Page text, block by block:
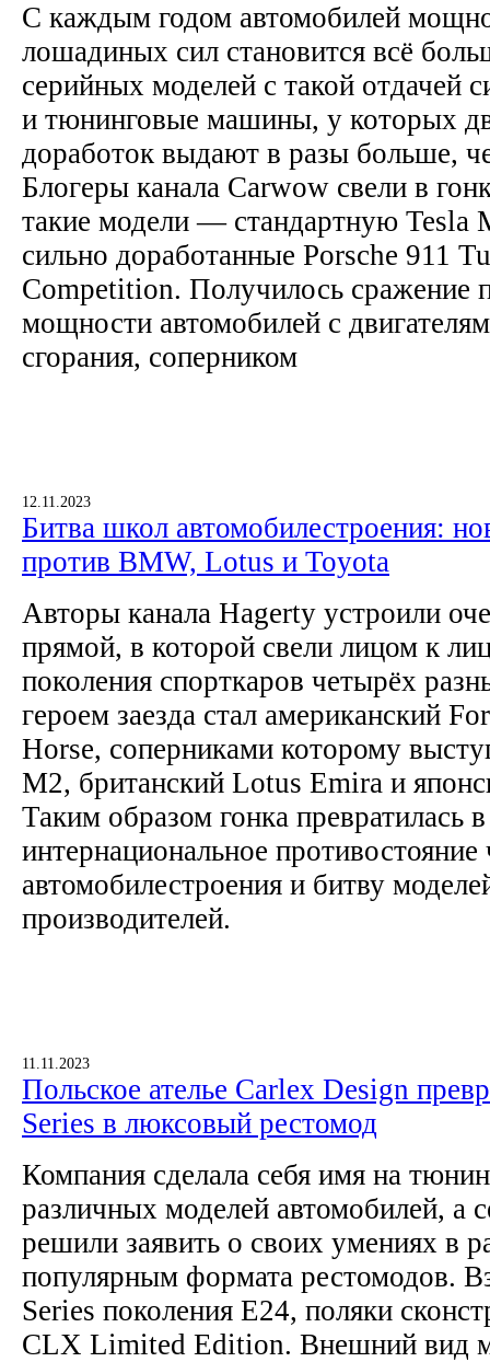
С каждым годом автомобилей
лошадиных сил становится всё
серийных моделей с такой отдачей
и тюнинговые машины, у которых
доработок выдают в разы больше,
Блогеры канала Carwow свели в
такие модели — стандартную Tesla
сильно доработанные Porsche 911
Competition. Получилось сражение
мощности автомобилей с
сгорания, соперником
12.11.2023
Битва школ автомобилестроения:
против BMW, Lotus и Toyota
Авторы канала Hagerty устроили
прямой, в которой свели лицом к
поколения спорткаров четырёх
героем заезда стал американский
Horse, соперниками которому
M2, британский Lotus Emira и
Таким образом гонка превратилась
интернациональное
автомобилестроения и битву
производителей.
11.11.2023
Польское ателье Carlex Design
Series в люксовый рестомод
Компания сделала себя имя на
различных моделей автомобилей, а
решили заявить о своих умениях в
популярным формата рестомодов.
Series поколения E24, поляки
CLX Limited Edition. Внешний вид